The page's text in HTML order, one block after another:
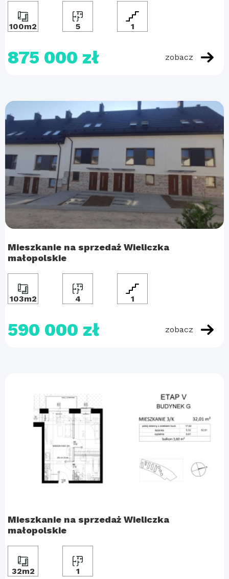
100m2 5 1
875 000 zł zobacz
Mieszkanie na sprzedaż Wieliczka
małopolskie
103m2 4 1
590 000 zł zobacz
Mieszkanie na sprzedaż Wieliczka
małopolskie
32m2 1